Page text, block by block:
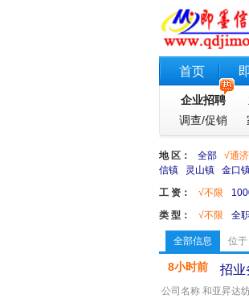
首页
企业招聘
调查/促销
地 区： 全部 √通
信镇
灵山镇 金口
工 资：
√不限
类 型：
√不限 全
全部信息 位于
8小时前 招业
公司名称 和亚昇达